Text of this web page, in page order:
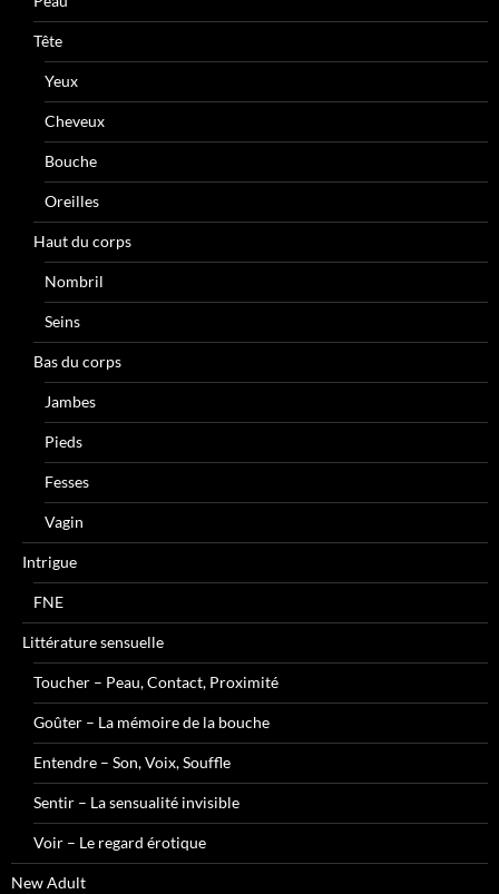
Tête
Yeux
Cheveux
Bouche
Oreilles
Haut du corps
Nombril
Seins
Bas du corps
Jambes
Pieds
Fesses
Vagin
Intrigue
FNE
Littérature sensuelle
Toucher – Peau, Contact, Proximité
Goûter – La mémoire de la bouche
Entendre – Son, Voix, Souffle
Sentir – La sensualité invisible
Voir – Le regard érotique
New Adult